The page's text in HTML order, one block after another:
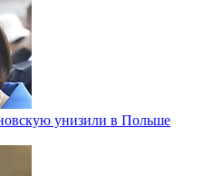
унизили в Польше